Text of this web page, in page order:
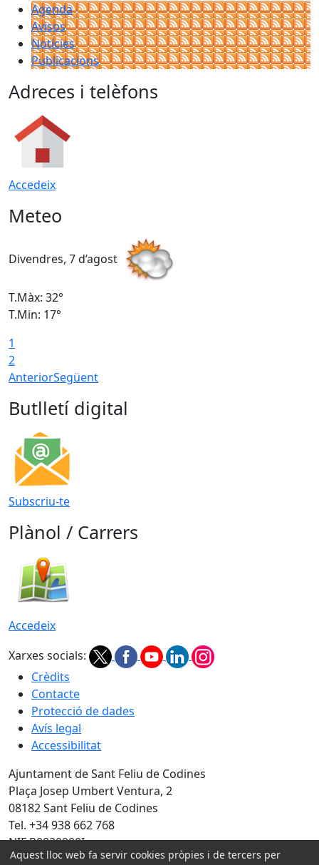
Agenda
Avisos
Notícies
Publicacions
Adreces i telèfons
Accedeix
Meteo
Divendres, 7 d’agost
T.Màx: 32°
T.Min: 17°
1
2
AnteriorSegüent
Butlletí digital
Subscriu-te
Plànol / Carrers
Accedeix
Xarxes socials:
Crèdits
Contacte
Protecció de dades
Avís legal
Accessibilitat
Ajuntament de Sant Feliu de Codines
Plaça Josep Umbert Ventura, 2
08182 Sant Feliu de Codines
Tel. +34 938 662 768
NIF P0820900I
Aquest lloc web fa servir cookies pròpies i de tercers per